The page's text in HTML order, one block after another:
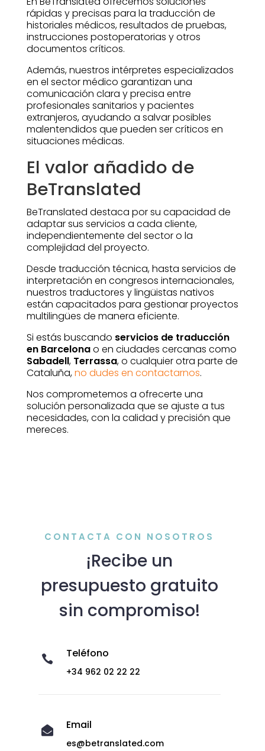
rápidas y precisas para la traducción de
historiales médicos, resultados de pruebas,
instrucciones postoperatorias y otros
documentos críticos.
Además, nuestros intérpretes especializados
en el sector médico garantizan una
comunicación clara y precisa entre
profesionales sanitarios y pacientes
extranjeros, ayudando a salvar posibles
malentendidos que pueden ser críticos en
situaciones médicas.
El valor añadido de
BeTranslated
BeTranslated destaca por su capacidad de
adaptar sus servicios a cada cliente,
independientemente del sector o la
complejidad del proyecto.
Desde traducción técnica, hasta servicios de
interpretación en congresos internacionales,
nuestros traductores y lingüistas nativos
están capacitados para gestionar proyectos
multilingües de manera eficiente.
Si estás buscando servicios de traducción
en Barcelonao en ciudades cercanas como
Sabadell, Terrassa, o cualquier otra parte de
Cataluña,no dudes en contactarnos.
Nos comprometemos a ofrecerte una
solución personalizada que se ajuste a tus
necesidades, con la calidad y precisión que
mereces.
CONTACTA CON NOSOTROS
¡Recibe un
presupuesto gratuito
sin compromiso!
 Teléfono
+34 962 02 22 22
 Email
es@betranslated.com